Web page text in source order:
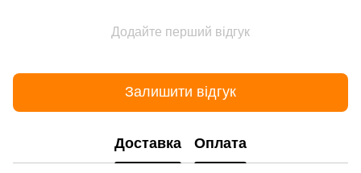
Додайте перший відгук
Залишити відгук
Доставка Оплата